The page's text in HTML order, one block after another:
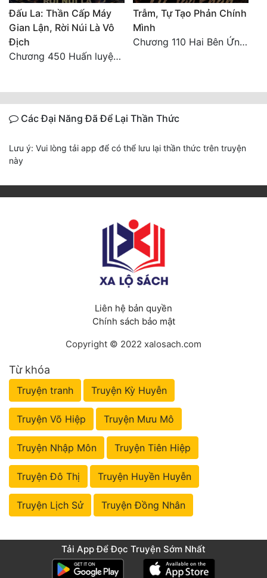
Đấu La: Thần Cấp Máy
Gian Lận, Rời Núi Là Vô
Địch
Chương 450 Huấn luyện thực chiến, Long Linh Cơ đối chiến bốn người Cổ Nguyệt và Vũ Lân!
Trẫm, Tự Tạo Phản Chính
Mình
Chương 110 Hai Bên Ứng Phó
Các Đại Năng Đã Để Lại Thần Thức
Lưu ý: Vui lòng tải app để có thể lưu lại thần thức trên truyện
này
Liên hệ bản quyền
Chính sách bảo mật
Copyright © 2022 xalosach.com
Từ khóa
Truyện tranh Truyện Kỳ Huyễn
Truyện Võ Hiệp Truyện Mưu Mô
Truyện Nhập Môn Truyện Tiên Hiệp
Truyện Đô Thị Truyện Huyền Huyễn
Truyện Lịch Sử Truyện Đồng Nhân
Tải App Để Đọc Truyện Sớm Nhất